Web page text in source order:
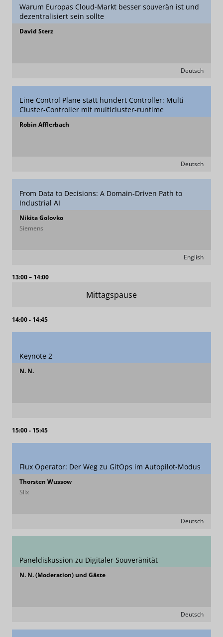
Warum Europas Cloud-Markt besser souverän ist und
dezentralisiert sein sollte
David Sterz
Deutsch
Eine Control Plane statt hundert Controller: Multi-
Cluster-Controller mit multicluster-runtime
Robin Afflerbach
Deutsch
From Data to Decisions: A Domain-Driven Path to
Industrial AI
Nikita Golovko
Siemens
English
13:00 – 14:00
Mittagspause
14:00 - 14:45
Keynote 2
N. N.
15:00 - 15:45
Flux Operator: Der Weg zu GitOps im Autopilot-Modus
Thorsten Wussow
Slix
Deutsch
Paneldiskussion zu Digitaler Souveränität
N. N. (Moderation) und Gäste
Deutsch